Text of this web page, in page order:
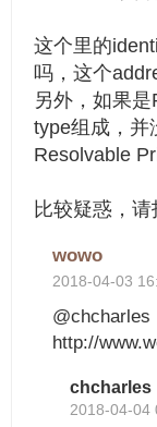
这个里的
吗，这个
另外，如果
type组成，并
Resolvable
比较疑惑，请
wowo
2018-04-03
@chcharles
http://
chcharles
2018-04-04